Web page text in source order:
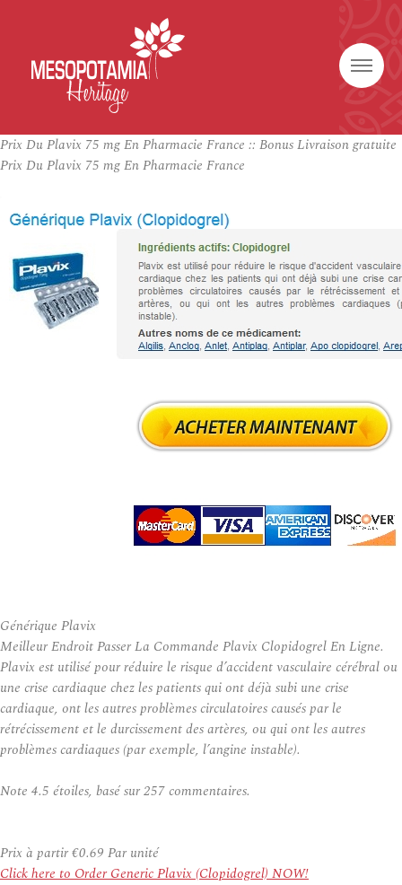
Prix Du Plavix 75 mg En Pharmacie France :: Bonus Livraison gratuite
Prix Du Plavix 75 mg En Pharmacie France
Générique Plavix
Meilleur Endroit Passer La Commande Plavix Clopidogrel En Ligne.
Plavix est utilisé pour réduire le risque d’accident vasculaire cérébral ou
une crise cardiaque chez les patients qui ont déjà subi une crise
cardiaque, ont les autres problèmes circulatoires causés par le
rétrécissement et le durcissement des artères, ou qui ont les autres
problèmes cardiaques (par exemple, l’angine instable).
Note 4.5 étoiles, basé sur257commentaires.
Prix à partir€0.69 Par unité
Click here to Order Generic Plavix (Clopidogrel) NOW!